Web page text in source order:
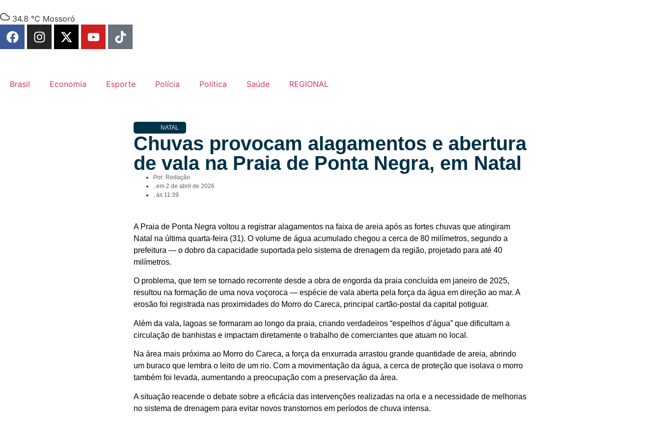
34.8 °C Mossoró
Brasil Economia Esporte Polícia Política Saúde REGIONAL
NATAL
Chuvas provocam alagamentos e abertura
de vala na Praia de Ponta Negra, em Natal
Por: Redação
, em 2 de abril de 2026
, às 11:39
A Praia de Ponta Negra voltou a registrar alagamentos na faixa de areia após as fortes chuvas que atingiram
Natal na última quarta-feira (31). O volume de água acumulado chegou a cerca de 80 milímetros, segundo a
prefeitura — o dobro da capacidade suportada pelo sistema de drenagem da região, projetado para até 40
milímetros.
O problema, que tem se tornado recorrente desde a obra de engorda da praia concluída em janeiro de 2025,
resultou na formação de uma nova voçoroca — espécie de vala aberta pela força da água em direção ao mar. A
erosão foi registrada nas proximidades do Morro do Careca, principal cartão-postal da capital potiguar.
Além da vala, lagoas se formaram ao longo da praia, criando verdadeiros “espelhos d’água” que dificultam a
circulação de banhistas e impactam diretamente o trabalho de comerciantes que atuam no local.
Na área mais próxima ao Morro do Careca, a força da enxurrada arrastou grande quantidade de areia, abrindo
um buraco que lembra o leito de um rio. Com a movimentação da água, a cerca de proteção que isolava o morro
também foi levada, aumentando a preocupação com a preservação da área.
A situação reacende o debate sobre a eficácia das intervenções realizadas na orla e a necessidade de melhorias
no sistema de drenagem para evitar novos transtornos em períodos de chuva intensa.